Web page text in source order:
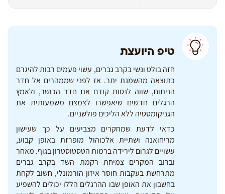
טיפ היועצת
חזה בולט ונשי בקרב גברים, עשוי פעמים רבות להיגרם
כתוצאה מהשמנת יתר. אז לפני שממהרים אל חדר
הניתוח, שווה לנסות קודם את חדר הכושר, ולאמץ
הרגלים חדשים שיאפשרו לצמצם משמעותית את
הגניקומסטיה ללא הליכים פולשניים.
כדאי לדעת שמחקרים מצביעים על כך שעישון
מריחואנה ושתיית אלכוהול מופרזת באופן קבוע,
עשויים לגרום לירידה ברמות הטסטוסטרון בגוף. מאחר
וברוב המקרים צמיחת רקמת השד בקרב גברים
מתרחשת בעקבות חוסר איזון הורמונלי, חשוב לקחת
בחשבון את האופן שבו ההרגלים הללו יכולים להשפיע